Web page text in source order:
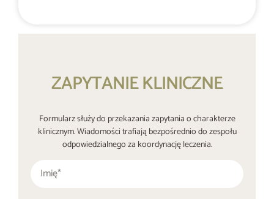
ZAPYTANIE KLINICZNE
Formularz służy do przekazania zapytania o charakterze
klinicznym. Wiadomości trafiają bezpośrednio do zespołu
odpowiedzialnego za koordynację leczenia.